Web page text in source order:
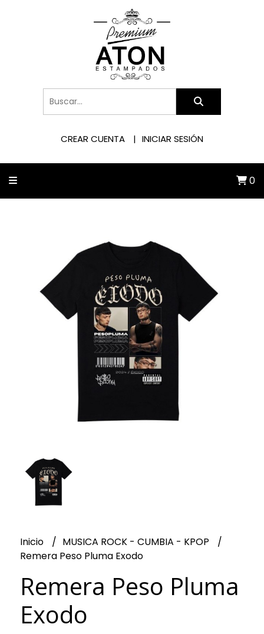
CREAR CUENTA INICIAR SESIÓN
0
Inicio
MUSICA ROCK - CUMBIA - KPOP
Remera Peso Pluma Exodo
Remera Peso Pluma
Exodo